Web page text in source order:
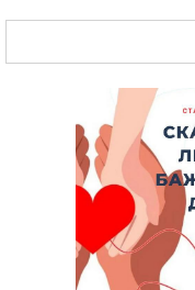
ліцею
19:34 На Уманщині
ділянок,
Вихователька з
стали
Зарядка, йога,
закрили сезон
віку
“Це страшна
СМА 13-
ОВА виділити